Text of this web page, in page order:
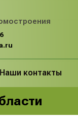
Наши контакты